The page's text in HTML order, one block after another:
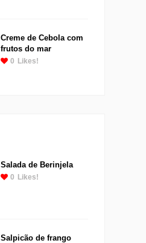
Creme de Cebola com
frutos do mar
0 Likes!
Salada de Berinjela
0 Likes!
Salpicão de frango